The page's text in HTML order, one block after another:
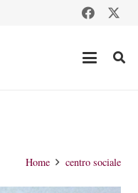
Home centro sociale